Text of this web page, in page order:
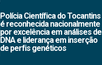
Polícia Científica do Tocantins
é reconhecida nacionalmente
por excelência em análises de
DNA e liderança em inserção
de perfis genéticos